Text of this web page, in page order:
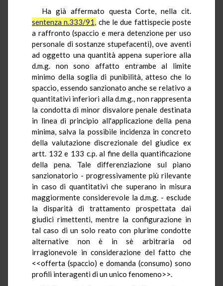
Ha già affermato questa Corte, nella cit.
sentenza n.333/91, che le due fattispecie poste
a raffronto (spaccio e mera detenzione per uso
personale di sostanze stupefacenti), ove aventi
ad oggetto una quantità appena superiore alla
d.m.g. non sono affatto entrambe al limite
minimo della soglia di punibilità, atteso che lo
spaccio, essendo sanzionato anche se relativo a
quantitativi inferiori alla d.m.g., non rappresenta
la condotta di minor disvalore penale destinata
in linea di principio all'applicazione della pena
minima, salva la possibile incidenza in concreto
della valutazione discrezionale del giudice ex
artt. 132 e 133 c.p. al fine della quantificazione
della pena. Tale differenziazione sul piano
sanzionatorio - progressivamente più rilevante
in caso di quantitativi che superano in misura
maggiormente considerevole la d.m.g. - esclude
la disparità di trattamento prospettata dai
giudici rimettenti, mentre la configurazione in
tal caso di un solo reato con plurime condotte
alternative non è in sè arbitraria od
irragionevole in considerazione del fatto che
<<offerta (spaccio) e domanda (consumo) sono
profili interagenti di un unico fenomeno>>.